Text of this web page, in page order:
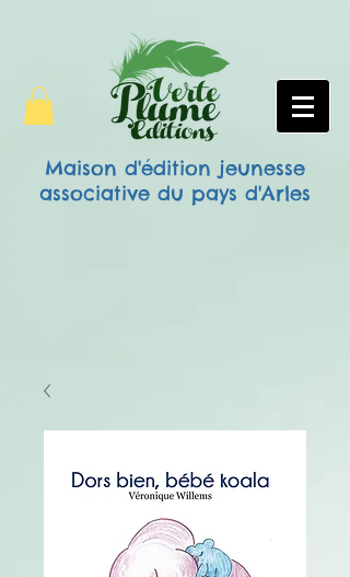
Maison d'édition jeunesse
associative du pays d'Arles